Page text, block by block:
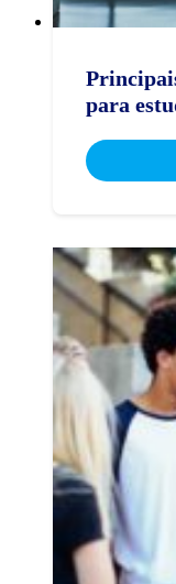
para